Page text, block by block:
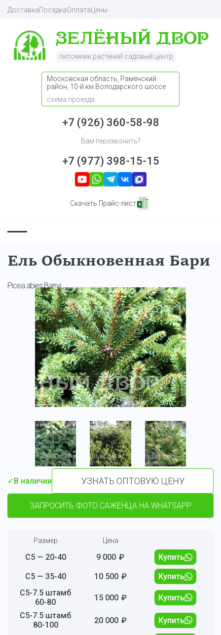
ДоставкаПосадкаОплата Цены
питомник растений садовый центр
Московская область, Раменский
район, 10-й км Володарского шоссе
схема проезда
+7 (926) 360-58-98
Вам перезвонить?
+7 (977) 398-15-15
Скачать Прайс-лист
Ель Обыкновенная Бари
Picea abies Barryi
✓В наличии УЗНАТЬ ОПТОВУЮ ЦЕНУ
ЗАПРОСИТЬ ФОТО САЖЕНЦА НА WHATSAPP
Размер Цена
С5 — 20-40 9 000 ₽ Купить
С5 — 35-40 10 500 ₽
Купить
С5-7.5 штамб
60-80
15 000 ₽
Купить
С5-7.5 штамб
80-100
20 000 ₽ Купить